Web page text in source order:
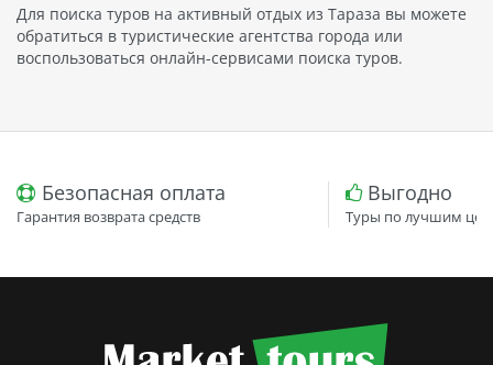
Для поиска туров на активный отдых из Тараза вы можете
обратиться в туристические агентства города или
воспользоваться онлайн-сервисами поиска туров.
Безопасная оплата
Гарантия возврата средств
Выгодно
Туры по лучшим